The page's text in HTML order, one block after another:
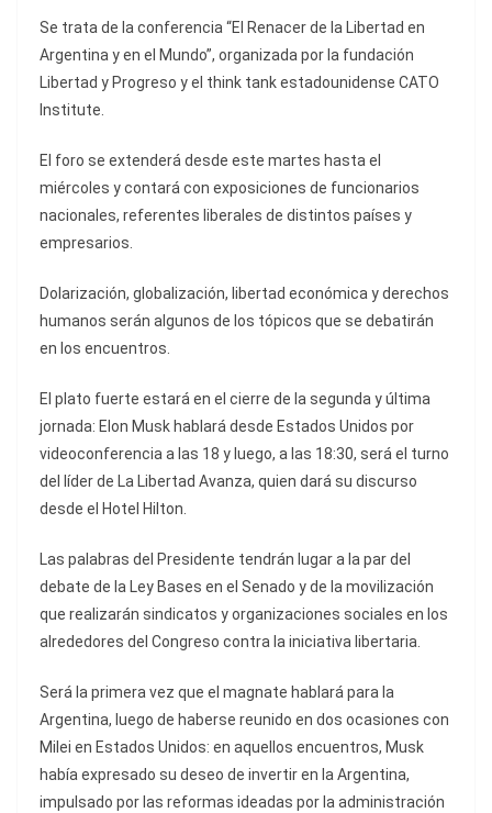
Se trata de la conferencia “El Renacer de la Libertad en
Argentina y en el Mundo”, organizada por la fundación
Libertad y Progreso y el think tank estadounidense CATO
Institute.
El foro se extenderá desde este martes hasta el
miércoles y contará con exposiciones de funcionarios
nacionales, referentes liberales de distintos países y
empresarios.
Dolarización, globalización, libertad económica y derechos
humanos serán algunos de los tópicos que se debatirán
en los encuentros.
El plato fuerte estará en el cierre de la segunda y última
jornada: Elon Musk hablará desde Estados Unidos por
videoconferencia a las 18 y luego, a las 18:30, será el turno
del líder de La Libertad Avanza, quien dará su discurso
desde el Hotel Hilton.
Las palabras del Presidente tendrán lugar a la par del
debate de la Ley Bases en el Senado y de la movilización
que realizarán sindicatos y organizaciones sociales en los
alrededores del Congreso contra la iniciativa libertaria.
Será la primera vez que el magnate hablará para la
Argentina, luego de haberse reunido en dos ocasiones con
Milei en Estados Unidos: en aquellos encuentros, Musk
había expresado su deseo de invertir en la Argentina,
impulsado por las reformas ideadas por la administración